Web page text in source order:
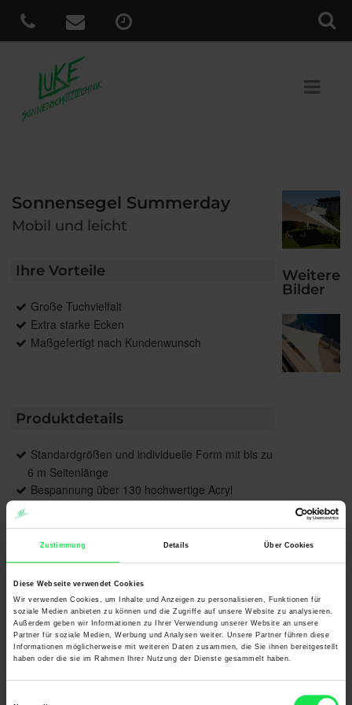
Zustimmung Details Über Cookies
Diese Webseite verwendet Cookies
Wir verwenden Cookies, um Inhalte und Anzeigen zu personalisieren, Funktionen für
soziale Medien anbieten zu können und die Zugriffe auf unsere Website zu analysieren.
Außerdem geben wir Informationen zu Ihrer Verwendung unserer Website an unsere
Partner für soziale Medien, Werbung und Analysen weiter. Unsere Partner führen diese
Informationen möglicherweise mit weiteren Daten zusammen, die Sie ihnen bereitgestellt
haben oder die sie im Rahmen Ihrer Nutzung der Dienste gesammelt haben.
Sonnensegel Summerday
Mobil und leicht
Ihre Vorteile
Große Tuchvielfalt
Extra starke Ecken
Maßgefertigt nach Kundenwunsch
Produktdetails
Standardgrößen und individuelle Form mit bis zu
6 m Seitenlänge
Bespannung über 130 hochwertige Acryl
Produktbeschreibung
Unter dem Schutz des Summerday Segels können
Sie die schönsten Tage des Jahres noch intensiver
genießen. Relaxen und verweilen Sie ganz einfach
Weitere
Bilder